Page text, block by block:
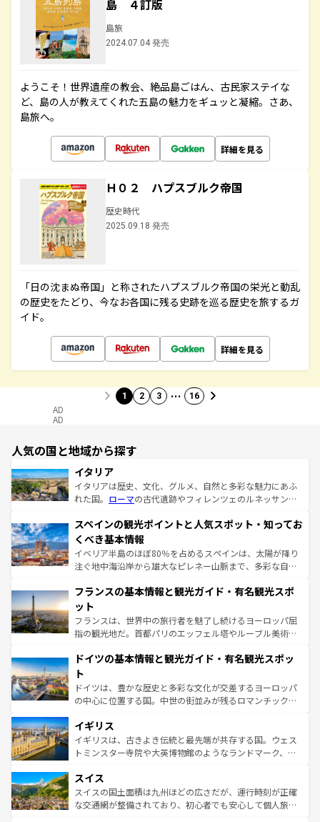
島 ４訂版
島旅
2024.07.04 発売
ようこそ！世界遺産の教会、絶品島ごはん、古民家ステイな
ど、島の人が教えてくれた五島の魅力をギュッと凝縮。さあ、
島旅へ。
詳細を見る
Ｈ０２ ハプスブルク帝国
歴史時代
2025.09.18 発売
「日の沈まぬ帝国」と称されたハプスブルク帝国の栄光と動乱
の歴史をたどり、今なお各国に残る史跡を巡る歴史を旅するガ
イド。
詳細を見る
1 2 3 … 16
AD
AD
人気の国と地域から探す
イタリア
イタリアは歴史、文化、グルメ、自然と多彩な魅力にあふ
れた国。 ローマの古代遺跡やフィレンツェのルネッサンス
ろん、トスカーナの美しい田園風景やアマルフィ海岸の絶
景など、自然景観も見逃せない。観光の合間には、本場の
ピザやパスタなど、絶品のイタリア料理を堪能することも
できる。朝目覚めてから夜眠るまで、すべての瞬間を楽し
なお、新着のイタリア情報はコンテンツ一覧を参照してほ
しい。
スペインの観光ポイントと人気スポット・知ってお
くべき基本情報
イベリア半島のほぼ80％を占めるスペインは、太陽が降り
注ぐ地中海沿岸から雄大なピレネー山脈まで、多彩な自然
文化が根付くこの国では、情熱的なフラメンコ、熱気あふ
れる闘牛、そして美味しいタパスが生活の一部となってい
る。首都マドリードの洗練された雰囲気や、バルセロナの
アートに溢れた街角から、地方では古代ローマ遺跡や中世
せる。地方によって風土や気候が異なるスペインはその個
ンテンツ一覧 を参照してほしい。
フランスの基本情報と観光ガイド・有名観光スポ
ット
フランスは、世界中の旅行者を魅了し続けるヨーロッパ屈
指の観光地だ。首都パリのエッフェル塔やルーブル美術館
で、幅広い魅力が詰まっている。華麗な宮殿、歴史的な大
聖堂、美しいビーチ、そして豊かな自然が、訪れる者を心
から魅了する。また、フランスは美食の国としても知ら
れ、フランス料理はユネスコ無形文化遺産にも登録されて
香り高いラベンダー畑など、多彩な楽しみ方が可能だ。さ
らに、パリ以外の地域にも魅力が溢れており、どの街角に
も豊かな歴史と文化が息づいている。パリ以外の個性あふ
を参照してほしい。
ドイツの基本情報と観光ガイド・有名観光スポッ
ト
ドイツは、豊かな歴史と多彩な文化が交差するヨーロッパ
の中心に位置する国。中世の街並みが残るロマンチック街
顔を持つこの国は、どこを歩いても飽きることがない。ベ
ルリンの文化的活気、バイエルン州のアルプスの絶景、そ
してライン川沿いのワイン畑といった風景は必見。ビール
は、お酒好きな人にはぜひ体験してほしい。 なお、新着の
ドイツ情報はコンテンツ一覧を参照してほしい。
イギリス
イギリスは、古きよき伝統と最先端が共存する国。ウェス
トミンスター寺院や大英博物館のようなランドマーク、歴
リアごとに異なる魅力がある。また、優雅なアフタヌーン
ティー、ビール好きにはたまらない英国パブ、サッカー観
戦など、本場だからこそできる体験も豊富。イギリスを旅
スイス
スイスの国土面積は九州ほどの広さだが、運行時刻が正確
な交通網が整備されており、初心者でも安心して個人旅行